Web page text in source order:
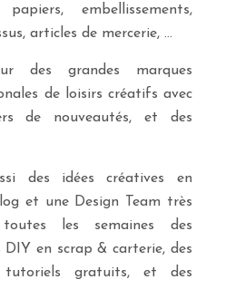
embellissements,
articles de mercerie, …
des grandes marques
de loisirs créatifs avec
de nouveautés, et des
des idées créatives en
et une Design Team très
les semaines des
en scrap & carterie, des
gratuits, et des